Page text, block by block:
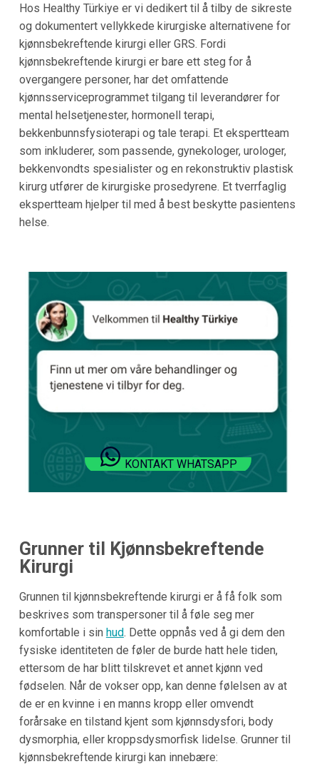
Hos Healthy Türkiye er vi dedikert til å tilby de sikreste
og dokumentert vellykkede kirurgiske alternativene for
kjønnsbekreftende kirurgi eller GRS. Fordi
kjønnsbekreftende kirurgi er bare ett steg for å
overgangere personer, har det omfattende
kjønnsserviceprogrammet tilgang til leverandører for
mental helsetjenester, hormonell terapi,
bekkenbunnsfysioterapi og tale terapi. Et ekspertteam
som inkluderer, som passende, gynekologer, urologer,
bekkenvondts spesialister og en rekonstruktiv plastisk
kirurg utfører de kirurgiske prosedyrene. Et tverrfaglig
ekspertteam hjelper til med å best beskytte pasientens
helse.
KONTAKT WHATSAPP
Grunner til Kjønnsbekreftende
Kirurgi
Grunnen til kjønnsbekreftende kirurgi er å få folk som
beskrives som transpersoner til å føle seg mer
komfortable i sin hud. Dette oppnås ved å gi dem den
fysiske identiteten de føler de burde hatt hele tiden,
ettersom de har blitt tilskrevet et annet kjønn ved
fødselen. Når de vokser opp, kan denne følelsen av at
de er en kvinne i en manns kropp eller omvendt
forårsake en tilstand kjent som kjønnsdysfori, body
dysmorphia, eller kroppsdysmorfisk lidelse. Grunner til
kjønnsbekreftende kirurgi kan innebære: